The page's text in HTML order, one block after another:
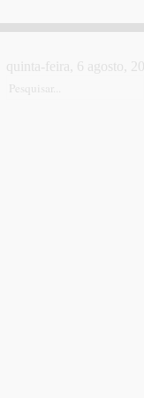
quinta-feira, 6 agosto,